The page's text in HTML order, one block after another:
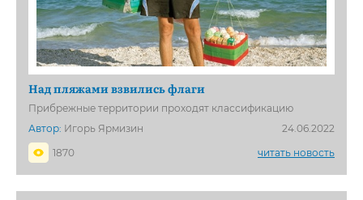
Над пляжами взвились флаги
Прибрежные территории проходят классификацию
Автор: Игорь Ярмизин
24.06.2022
1870
читать новость